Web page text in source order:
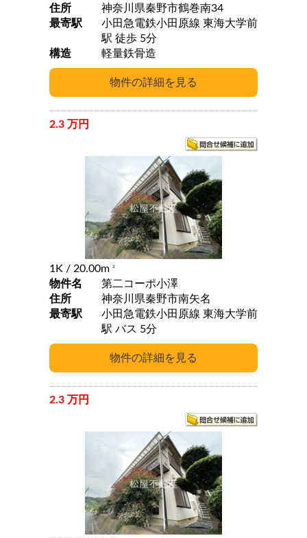
住所
神奈川県秦野市鶴巻南34
最寄駅
小田急電鉄小田原線 東海大学前
駅 徒歩 5分
構造
軽量鉄骨造
2.3 万円
1K / 20.00m 2
物件名
第二コーポ小澤
住所
神奈川県秦野市南矢名
最寄駅
小田急電鉄小田原線 東海大学前
駅 バス 5分
2.3 万円